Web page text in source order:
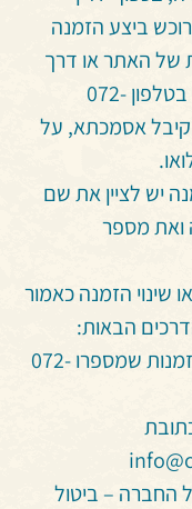
ביצע הזמנה
של האתר או דרך
מוקד ההזמנות של החברה בטלפון 072-
קיבל אסמכתא, על
יש לציין את שם
ואת מספר
שינוי הזמנה כאמור
הבאות:
בטלפון למחלקת הזמנות שמספרו 072-
החברה – ביטול